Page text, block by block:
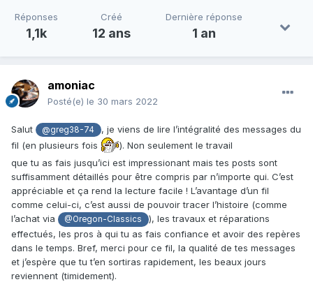
Réponses
1,1k
Créé
12 ans
Dernière réponse
1 an
amoniac
Posté(e) le 30 mars 2022
Salut @greg38-74
, je viens de lire l’intégralité des messages du
fil (en plusieurs fois
). Non seulement le travail
que tu as fais jusqu’ici est impressionant mais tes posts sont
suffisamment détaillés pour être compris par n’importe qui. C’est
appréciable et ça rend la lecture facile ! L’avantage d’un fil
comme celui-ci, c’est aussi de pouvoir tracer l’histoire (comme
l’achat via
@Oregon-Classics
), les travaux et réparations
effectués, les pros à qui tu as fais confiance et avoir des repères
dans le temps. Bref, merci pour ce fil, la qualité de tes messages
et j’espère que tu t’en sortiras rapidement, les beaux jours
reviennent (timidement).